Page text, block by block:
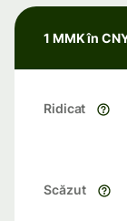
1 MMK în
Ridicat
Scăzut